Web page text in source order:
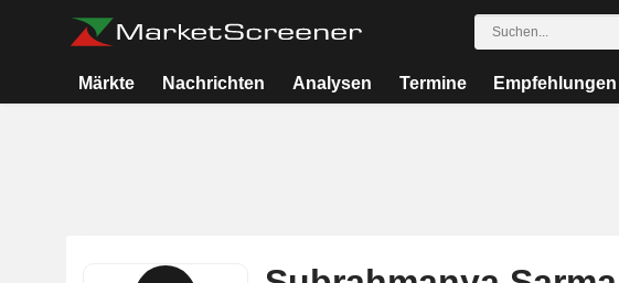
Märkte Nachrichten Analysen Termine Empfehlungen